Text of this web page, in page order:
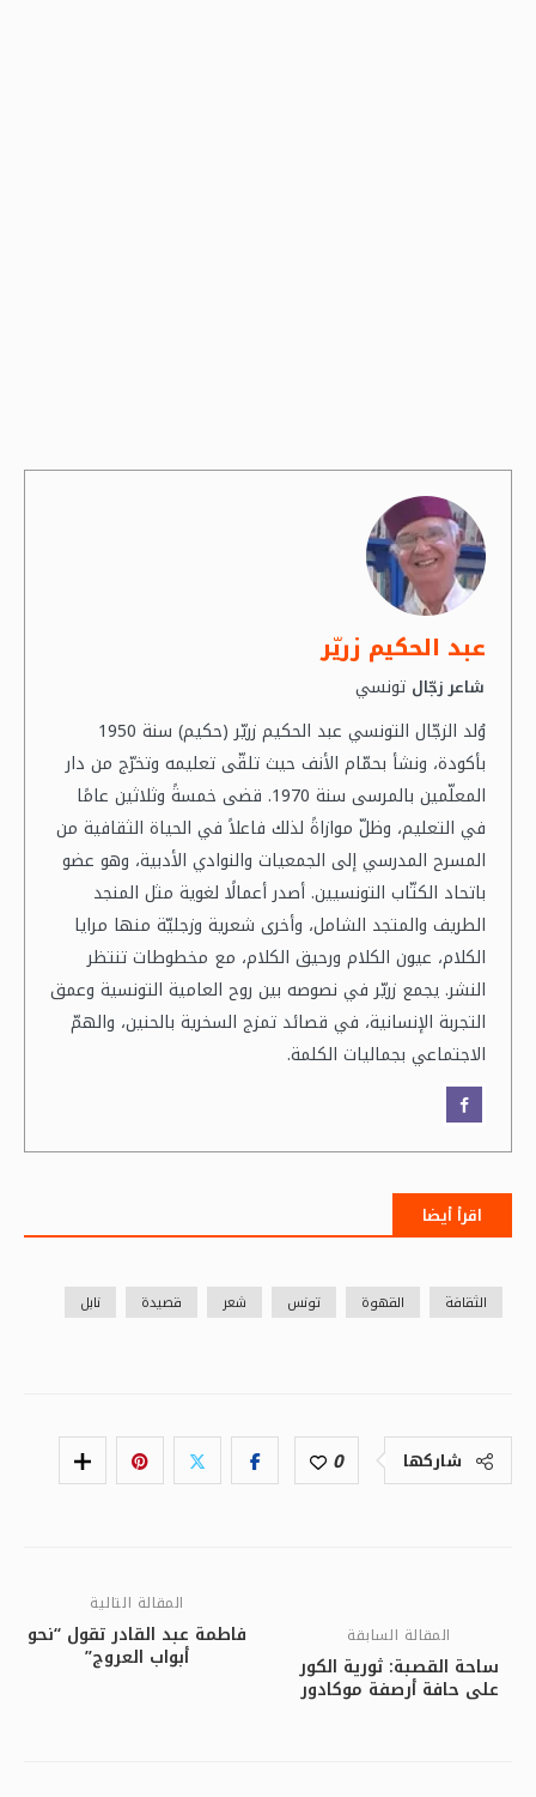
عبد الحكيم زريّر
شاعر زجّال تونسي
وُلد الزجّال التونسي عبد الحكيم زريّر (حكيم) سنة 1950
بأكودة، ونشأ بحمّام الأنف حيث تلقّى تعليمه وتخرّج من دار
المعلّمين بالمرسى سنة 1970. قضى خمسةً وثلاثين عامًا
في التعليم، وظلّ موازاةً لذلك فاعلاً في الحياة الثقافية من
المسرح المدرسي إلى الجمعيات والنوادي الأدبية، وهو عضو
باتحاد الكتّاب التونسيين. أصدر أعمالًا لغوية مثل المنجد
الطريف والمتجد الشامل، وأخرى شعرية وزجليّة منها مرايا
الكلام، عيون الكلام ورحيق الكلام، مع مخطوطات تنتظر
النشر. يجمع زريّر في نصوصه بين روح العامية التونسية وعمق
التجربة الإنسانية، في قصائد تمزج السخرية بالحنين، والهمّ
الاجتماعي بجماليات الكلمة.
اقرأ أيضا
الثقافة القهوة تونس شعر قصيدة نابل
شاركها 0
المقالة السابقة
ساحة القصبة: ثورية الكور
على حافة أرصفة موكادور
المقالة التالية
فاطمة عبد القادر تقول “نحو
أبواب العروج”